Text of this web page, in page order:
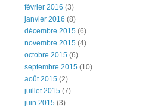
février 2016 (3)
janvier 2016 (8)
décembre 2015 (6)
novembre 2015 (4)
octobre 2015 (6)
septembre 2015 (10)
août 2015 (2)
juillet 2015 (7)
juin 2015 (3)